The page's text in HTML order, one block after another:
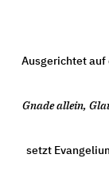
Ausgerichtet
Gnade allein,
setzt